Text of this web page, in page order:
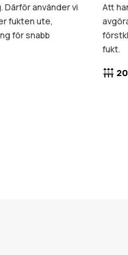
Därför använder vi
fukten ute,
för snabb
Att
fukt.